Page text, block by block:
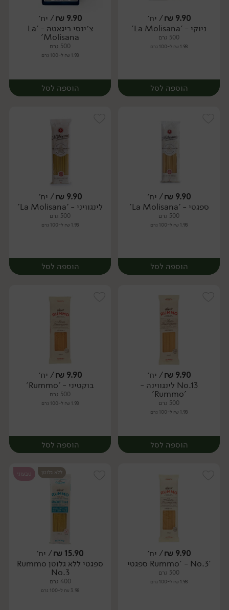
יח׳ יח׳
9.90
₪/ יח׳
ניוקי - 'La Molisana'
500 גרם
1.98 ₪ ל-100 גרם
הוספה לסל
יח׳
9.90
₪/ יח׳
צ׳ינסי ריגאטה - 'La
Molisana'
500 גרם
1.98 ₪ ל-100 גרם
הוספה לסל
יח׳
9.90
₪/ יח׳
ספגטי - 'La Molisana'
500 גרם
1.98 ₪ ל-100 גרם
הוספה לסל
יח׳
9.90
₪/ יח׳
לינגוויני - 'La Molisana'
500 גרם
1.98 ₪ ל-100 גרם
הוספה לסל
יח׳
9.90
₪/ יח׳
No.13 לינגווינה -
'Rummo'
500 גרם
1.98 ₪ ל-100 גרם
הוספה לסל
יח׳
9.90
₪/ יח׳
בוקטיני - 'Rummo'
500 גרם
1.98 ₪ ל-100 גרם
הוספה לסל
יח׳
9.90
₪/ יח׳
'Rummo' - No.3 ספגטי
500 גרם
1.98 ₪ ל-100 גרם
ללא גלוטן טבעוני
15.90
₪/ יח׳
ספגטי ללא גלוטן Rummo
No.3
400 גרם
3.98 ₪ ל-100 גרם